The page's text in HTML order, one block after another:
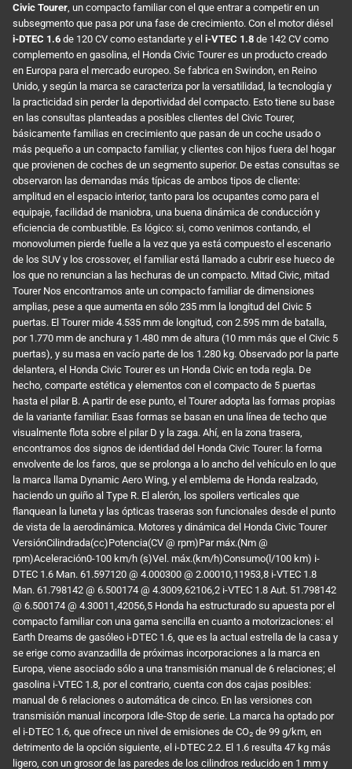
Civic Tourer, un compacto familiar con el que entrar a competir en un
subsegmento que pasa por una fase de crecimiento. Con el motor diésel
i-DTEC 1.6 de 120 CV como estandarte y el i-VTEC 1.8 de 142 CV como
complemento en gasolina, el Honda Civic Tourer es un producto creado
en Europa para el mercado europeo. Se fabrica en Swindon, en Reino
Unido, y según la marca se caracteriza por la versatilidad, la tecnología y
la practicidad sin perder la deportividad del compacto. Esto tiene su base
en las consultas planteadas a posibles clientes del Civic Tourer,
básicamente familias en crecimiento que pasan de un coche usado o
más pequeño a un compacto familiar, y clientes con hijos fuera del hogar
que provienen de coches de un segmento superior. De estas consultas se
observaron las demandas más típicas de ambos tipos de cliente:
amplitud en el espacio interior, tanto para los ocupantes como para el
equipaje, facilidad de maniobra, una buena dinámica de conducción y
eficiencia de combustible. Es lógico: si, como venimos contando, el
monovolumen pierde fuelle a la vez que ya está compuesto el escenario
de los SUV y los crossover, el familiar está llamado a cubrir ese hueco de
los que no renuncian a las hechuras de un compacto. Mitad Civic, mitad
Tourer Nos encontramos ante un compacto familiar de dimensiones
amplias, pese a que aumenta en sólo 235 mm la longitud del Civic 5
puertas. El Tourer mide 4.535 mm de longitud, con 2.595 mm de batalla,
por 1.770 mm de anchura y 1.480 mm de altura (10 mm más que el Civic 5
puertas), y su masa en vacío parte de los 1.280 kg. Observado por la parte
delantera, el Honda Civic Tourer es un Honda Civic en toda regla. De
hecho, comparte estética y elementos con el compacto de 5 puertas
hasta el pilar B. A partir de ese punto, el Tourer adopta las formas propias
de la variante familiar. Esas formas se basan en una línea de techo que
visualmente flota sobre el pilar D y la zaga. Ahí, en la zona trasera,
encontramos dos signos de identidad del Honda Civic Tourer: la forma
envolvente de los faros, que se prolonga a lo ancho del vehículo en lo que
la marca llama Dynamic Aero Wing, y el emblema de Honda realzado,
haciendo un guiño al Type R. El alerón, los spoilers verticales que
flanquean la luneta y las ópticas traseras son funcionales desde el punto
de vista de la aerodinámica. Motores y dinámica del Honda Civic Tourer
VersiónCilindrada(cc)Potencia(CV @ rpm)Par máx.(Nm @
rpm)Aceleración0-100 km/h (s)Vel. máx.(km/h)Consumo(l/100 km) i-
DTEC 1.6 Man. 61.597120 @ 4.000300 @ 2.00010,11953,8 i-VTEC 1.8
Man. 61.798142 @ 6.500174 @ 4.3009,62106,2 i-VTEC 1.8 Aut. 51.798142
@ 6.500174 @ 4.30011,42056,5 Honda ha estructurado su apuesta por el
compacto familiar con una gama sencilla en cuanto a motorizaciones: el
Earth Dreams de gasóleo i-DTEC 1.6, que es la actual estrella de la casa y
se erige como avanzadilla de próximas incorporaciones a la marca en
Europa, viene asociado sólo a una transmisión manual de 6 relaciones; el
gasolina i-VTEC 1.8, por el contrario, cuenta con dos cajas posibles:
manual de 6 relaciones o automática de cinco. En las versiones con
transmisión manual incorpora Idle-Stop de serie. La marca ha optado por
el i-DTEC 1.6, que ofrece un nivel de emisiones de CO₂ de 99 g/km, en
detrimento de la opción siguiente, el i-DTEC 2.2. El 1.6 resulta 47 kg más
ligero, con un grosor de las paredes de los cilindros reducido en 1 mm y